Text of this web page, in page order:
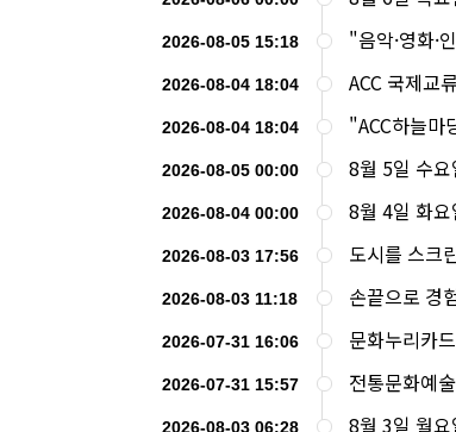
2026-08-05 15:18 "음악·영화·
2026-08-04 18:04 ACC 국제교
2026-08-04 18:04 "ACC하늘마
2026-08-05 00:00 8월 5일 수요
2026-08-04 00:00 8월 4일 화요
2026-08-03 17:56 도시를 스크
2026-08-03 11:18 손끝으로 경
2026-07-31 16:06 문화누리카
2026-07-31 15:57 전통문화예
2026-08-03 06:28 8월 3일 월요